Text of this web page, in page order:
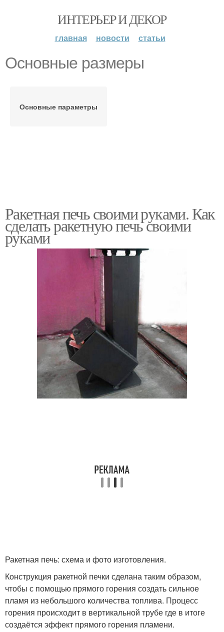
ИНТЕРЬЕР И ДЕКОР
главная новости статьи
Основные размеры
Основные параметры
Ракетная печь своими руками. Как
сделать ракетную печь своими
руками
Ракетная печь: схема и фото изготовления.
Конструкция ракетной печки сделана таким образом,
чтобы с помощью прямого горения создать сильное
пламя из небольшого количества топлива. Процесс
горения происходит в вертикальной трубе где в итоге
создаётся эффект прямого горения пламени.